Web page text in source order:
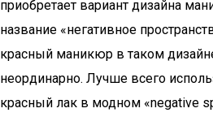
приобретает вариант дизайна
название «негативное
красный маникюр в таком
неординарно. Лучше всего
красный лак в модном «negative